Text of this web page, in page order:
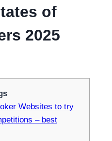
of
2025
Websites to try
– best